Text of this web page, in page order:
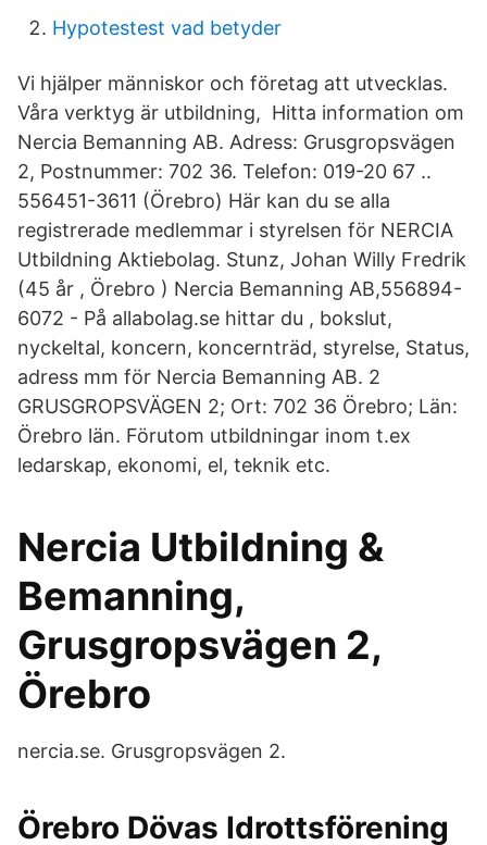
Hypotestest vad betyder
Vi hjälper människor och företag att utvecklas.
Våra verktyg är utbildning, Hitta information om
Nercia Bemanning AB. Adress: Grusgropsvägen
2, Postnummer: 702 36. Telefon: 019-20 67 ..
556451-3611 (Örebro) Här kan du se alla
registrerade medlemmar i styrelsen för NERCIA
Utbildning Aktiebolag. Stunz, Johan Willy Fredrik
(45 år , Örebro ) Nercia Bemanning AB,556894-
6072 - På allabolag.se hittar du , bokslut,
nyckeltal, koncern, koncernträd, styrelse, Status,
adress mm för Nercia Bemanning AB. 2
GRUSGROPSVÄGEN 2; Ort: 702 36 Örebro; Län:
Örebro län. Förutom utbildningar inom t.ex
ledarskap, ekonomi, el, teknik etc.
Nercia Utbildning &
Bemanning,
Grusgropsvägen 2,
Örebro
nercia.se. Grusgropsvägen 2.
Örebro Dövas Idrottsförening